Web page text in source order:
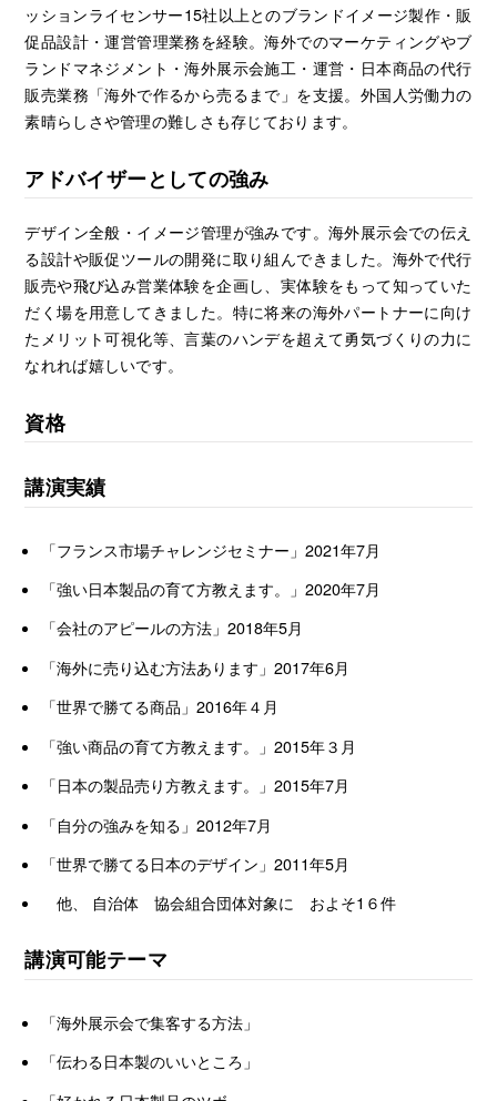
ッションライセンサー15社以上とのブランドイメージ製作・販
促品設計・運営管理業務を経験。海外でのマーケティングやブ
ランドマネジメント・海外展示会施工・運営・日本商品の代行
販売業務「海外で作るから売るまで」を支援。外国人労働力の
素晴らしさや管理の難しさも存じております。
アドバイザーとしての強み
デザイン全般・イメージ管理が強みです。海外展示会での伝え
る設計や販促ツールの開発に取り組んできました。海外で代行
販売や飛び込み営業体験を企画し、実体験をもって知っていた
だく場を用意してきました。特に将来の海外パートナーに向け
たメリット可視化等、言葉のハンデを超えて勇気づくりの力に
なれれば嬉しいです。
資格
講演実績
「フランス市場チャレンジセミナー」2021年7月
「強い日本製品の育て方教えます。」2020年7月
「会社のアピールの方法」2018年5月
「海外に売り込む方法あります」2017年6月
「世界で勝てる商品」2016年４月
「強い商品の育て方教えます。」2015年３月
「日本の製品売り方教えます。」2015年7月
「自分の強みを知る」2012年7月
「世界で勝てる日本のデザイン」2011年5月
他、 自治体 協会組合団体対象に およそ1６件
講演可能テーマ
「海外展示会で集客する方法」
「伝わる日本製のいいところ」